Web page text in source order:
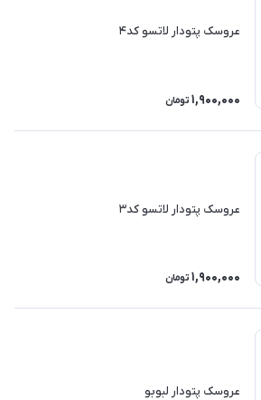
عروسک پتودار لاتسو کد۴
1,900,000 تومان
عروسک پتودار لاتسو کد۳
1,900,000 تومان
عروسک پتودار لبوبو